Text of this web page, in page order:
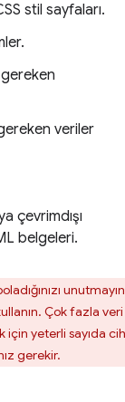
stil sayfaları.
veriler
çevrimdışı
belgeleri.
Çok fazla veri
için yeterli sayıda
gerekir.